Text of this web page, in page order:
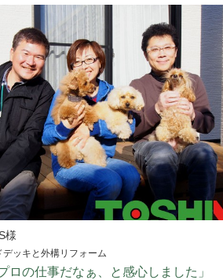
様
ッキと外構リフォーム
ロの仕事だなぁ、と感心しました」